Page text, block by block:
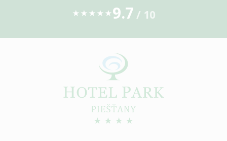
★ ★ ★ ★ ★ 9.7 / 10